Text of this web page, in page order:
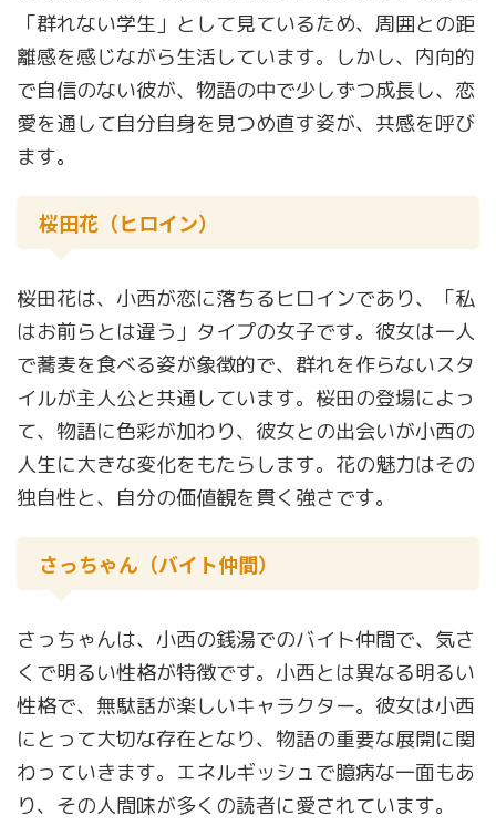
「群れない学生」として見ているため、周囲との距
離感を感じながら生活しています。しかし、内向的
で自信のない彼が、物語の中で少しずつ成長し、恋
愛を通して自分自身を見つめ直す姿が、共感を呼び
ます。
桜田花（ヒロイン）
桜田花は、小西が恋に落ちるヒロインであり、「私
はお前らとは違う」タイプの女子です。彼女は一人
で蕎麦を食べる姿が象徴的で、群れを作らないスタ
イルが主人公と共通しています。桜田の登場によっ
て、物語に色彩が加わり、彼女との出会いが小西の
人生に大きな変化をもたらします。花の魅力はその
独自性と、自分の価値観を貫く強さです。
さっちゃん（バイト仲間）
さっちゃんは、小西の銭湯でのバイト仲間で、気さ
くで明るい性格が特徴です。小西とは異なる明るい
性格で、無駄話が楽しいキャラクター。彼女は小西
にとって大切な存在となり、物語の重要な展開に関
わっていきます。エネルギッシュで臆病な一面もあ
り、その人間味が多くの読者に愛されています。